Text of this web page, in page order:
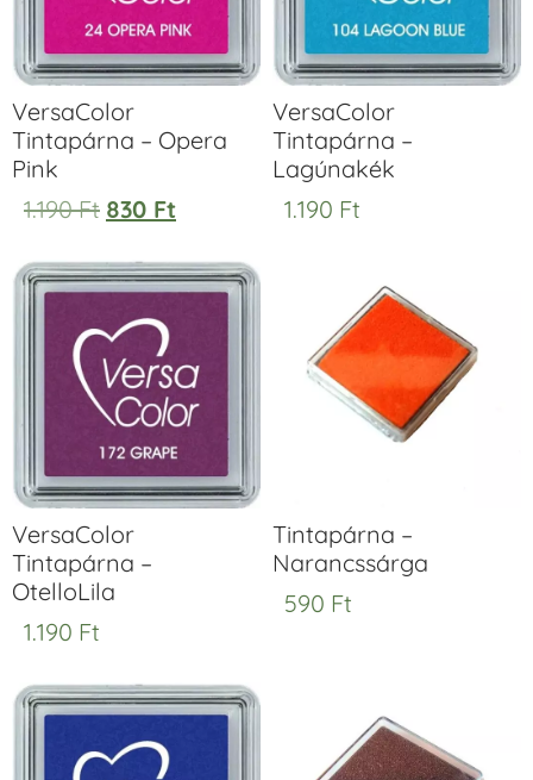
VersaColor
Tintapárna – Opera
Pink
1.190Ft 830 Ft
VersaColor
Tintapárna –
Lagúnakék
1.190 Ft
VersaColor
Tintapárna –
OtelloLila
1.190 Ft
Tintapárna –
Narancssárga
590 Ft